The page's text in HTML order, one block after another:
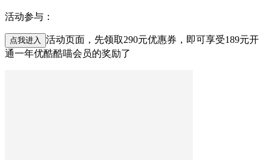
活动参与：
点我进入
活动页面，先领取290元优惠券，即可享受189元开
通一年优酷酷喵会员的奖励了